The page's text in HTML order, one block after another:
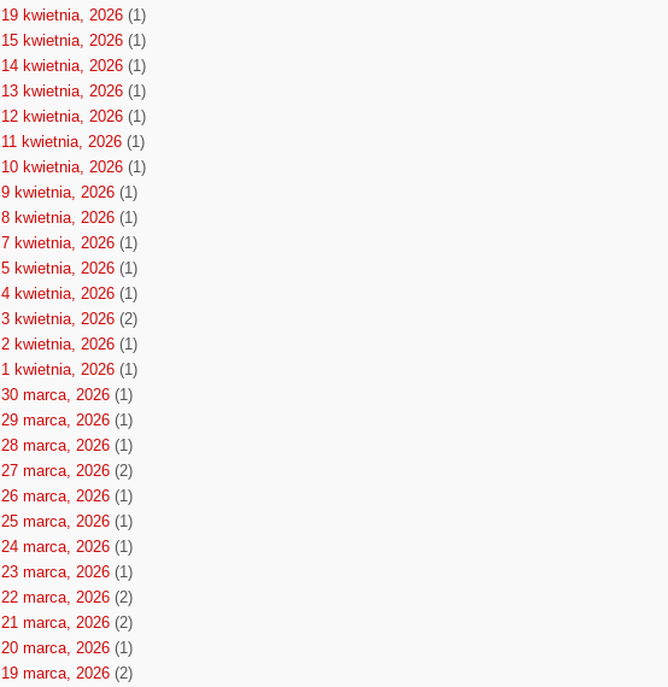
19 kwietnia, 2026(1)
15 kwietnia, 2026(1)
14 kwietnia, 2026(1)
13 kwietnia, 2026(1)
12 kwietnia, 2026(1)
11 kwietnia, 2026(1)
10 kwietnia, 2026(1)
9 kwietnia, 2026(1)
8 kwietnia, 2026(1)
7 kwietnia, 2026(1)
5 kwietnia, 2026(1)
4 kwietnia, 2026(1)
3 kwietnia, 2026(2)
2 kwietnia, 2026(1)
1 kwietnia, 2026(1)
30 marca, 2026(1)
29 marca, 2026(1)
28 marca, 2026(1)
27 marca, 2026(2)
26 marca, 2026(1)
25 marca, 2026(1)
24 marca, 2026(1)
23 marca, 2026(1)
22 marca, 2026(2)
21 marca, 2026(2)
20 marca, 2026(1)
19 marca, 2026(2)